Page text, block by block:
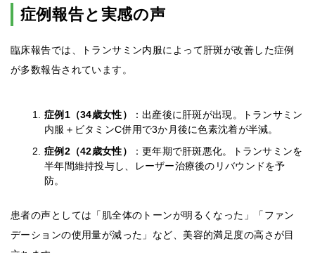
症例報告と実感の声
臨床報告では、トランサミン内服によって肝斑が改善した症例
が多数報告されています。
症例1（34歳女性）
：出産後に肝斑が出現。トランサミン
内服＋ビタミンC併用で3か月後に色素沈着が半減。
症例2（42歳女性）
：更年期で肝斑悪化。トランサミンを
半年間維持投与し、レーザー治療後のリバウンドを予
防。
患者の声としては「肌全体のトーンが明るくなった」「ファン
デーションの使用量が減った」など、美容的満足度の高さが目